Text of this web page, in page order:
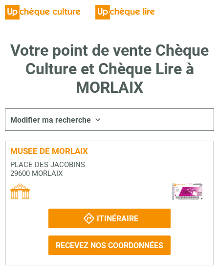
Votre point de vente Chèque
Culture et Chèque Lire à
MORLAIX
Modifier ma recherche
MUSEE DE MORLAIX
PLACE DES JACOBINS
29600 MORLAIX
ITINÉRAIRE
RECEVEZ NOS COORDONNÉES